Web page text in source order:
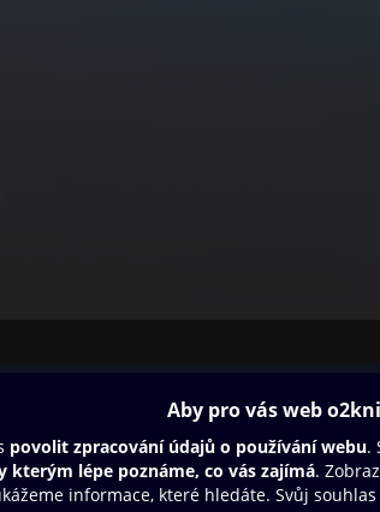
Dárkový poukaz
Nápověda
Oneplay Originály
Sport